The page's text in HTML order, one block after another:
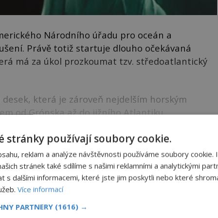
Národního úřadu pro oceán a
Právě totiž startuje dlouho očekávaná
má za úkol prozkoumat tzv. středoatlantický
která je zároveň nejdelším horským
od Grónska až do jižního Atlantiku.
stránky používají soubory cookie.
reklam a analýze návštěvnosti používáme soubory cookie.
stránek také sdílíme s našimi reklamními a analytickými
s dalšími informacemi, které jste jim poskytli nebo které
Více informací
PARTNERY (1616) →